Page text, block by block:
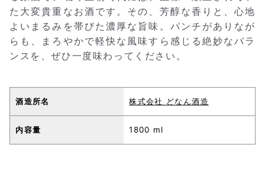
た大変貴重なお酒です。その、芳醇な香りと、心地
よいまるみを帯びた濃厚な旨味。パンチがありなが
らも、まろやかで軽快な風味すら感じる絶妙なバラ
ンスを、ぜひ一度味わってください。
酒造所名 株式会社 どなん酒造
内容量 1800 ml